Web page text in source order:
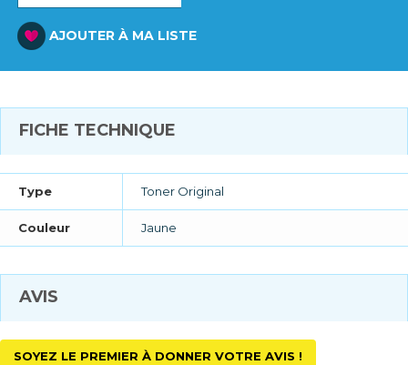
AJOUTER À MA LISTE
FICHE TECHNIQUE
Type Toner Original
Couleur Jaune
AVIS
SOYEZ LE PREMIER À DONNER VOTRE AVIS !